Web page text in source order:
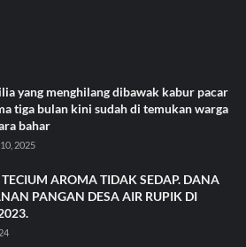
yang menghilang dibawak kabur pacar
tiga bulan kini sudah di temukan warga
bahar
2025
AROMA TIDAK SEDAP. DANA
PANGAN DESA AIR RUPIK DI